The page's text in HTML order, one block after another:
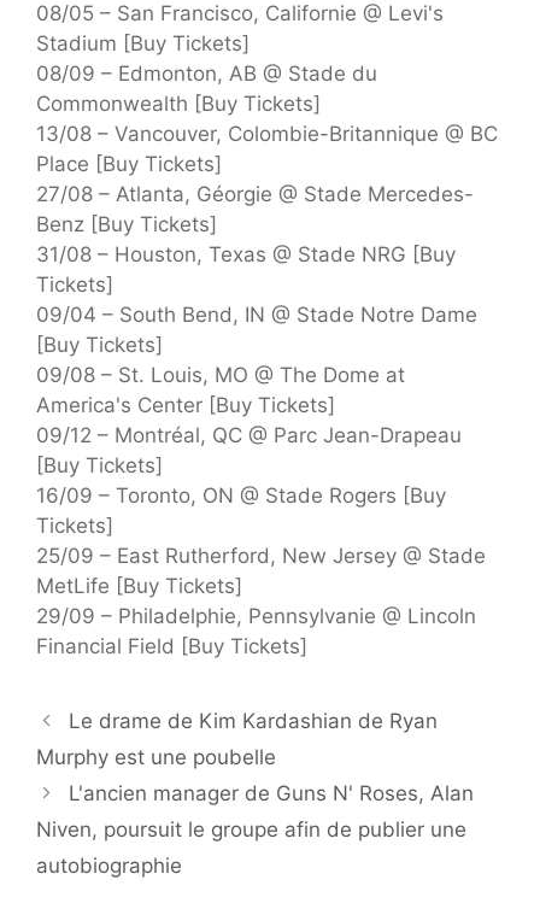
08/05 – San Francisco, Californie @ Levi's
Stadium [Buy Tickets]
08/09 – Edmonton, AB @ Stade du
Commonwealth [Buy Tickets]
13/08 – Vancouver, Colombie-Britannique @ BC
Place [Buy Tickets]
27/08 – Atlanta, Géorgie @ Stade Mercedes-
Benz [Buy Tickets]
31/08 – Houston, Texas @ Stade NRG [Buy
Tickets]
09/04 – South Bend, IN @ Stade Notre Dame
[Buy Tickets]
09/08 – St. Louis, MO @ The Dome at
America's Center [Buy Tickets]
09/12 – Montréal, QC @ Parc Jean-Drapeau
[Buy Tickets]
16/09 – Toronto, ON @ Stade Rogers [Buy
Tickets]
25/09 – East Rutherford, New Jersey @ Stade
MetLife [Buy Tickets]
29/09 – Philadelphie, Pennsylvanie @ Lincoln
Financial Field [Buy Tickets]
Le drame de Kim Kardashian de Ryan
Murphy est une poubelle
L'ancien manager de Guns N' Roses, Alan
Niven, poursuit le groupe afin de publier une
autobiographie